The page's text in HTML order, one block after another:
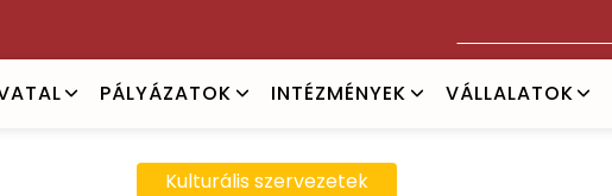
PÁLYÁZATOK INTÉZMÉNYEK VÁLLALATOK
Kulturális szervezetek